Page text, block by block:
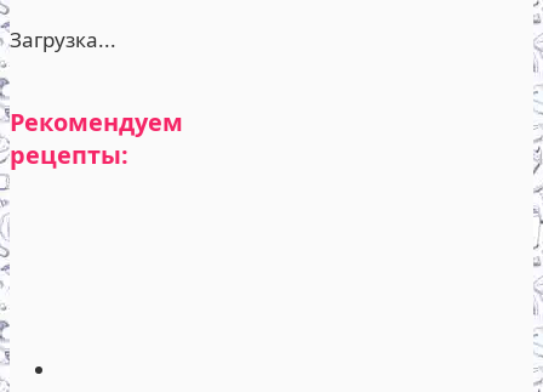
Загрузка...
Рекомендуем
рецепты: